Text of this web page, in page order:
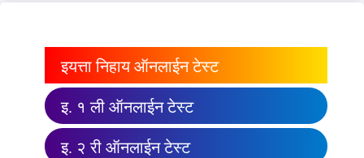
इयत्ता निहाय ऑनलाईन टेस्ट
इ. १ ली ऑनलाईन टेस्ट
इ. २ री ऑनलाईन टेस्ट